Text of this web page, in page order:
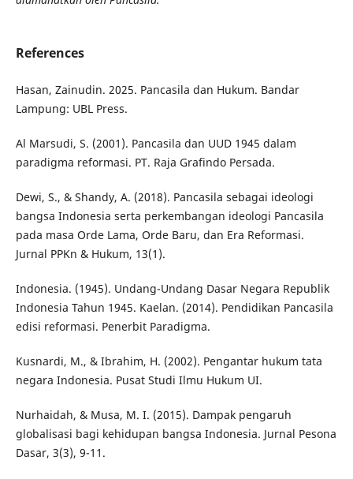
References
Hasan, Zainudin. 2025. Pancasila dan Hukum. Bandar
Lampung: UBL Press.
Al Marsudi, S. (2001). Pancasila dan UUD 1945 dalam
paradigma reformasi. PT. Raja Grafindo Persada.
Dewi, S., & Shandy, A. (2018). Pancasila sebagai ideologi
bangsa Indonesia serta perkembangan ideologi Pancasila
pada masa Orde Lama, Orde Baru, dan Era Reformasi.
Jurnal PPKn & Hukum, 13(1).
Indonesia. (1945). Undang-Undang Dasar Negara Republik
Indonesia Tahun 1945. Kaelan. (2014). Pendidikan Pancasila
edisi reformasi. Penerbit Paradigma.
Kusnardi, M., & Ibrahim, H. (2002). Pengantar hukum tata
negara Indonesia. Pusat Studi Ilmu Hukum UI.
Nurhaidah, & Musa, M. I. (2015). Dampak pengaruh
globalisasi bagi kehidupan bangsa Indonesia. Jurnal Pesona
Dasar, 3(3), 9-11.